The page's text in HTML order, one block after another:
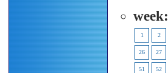
week:
1 2
26 27
51 52